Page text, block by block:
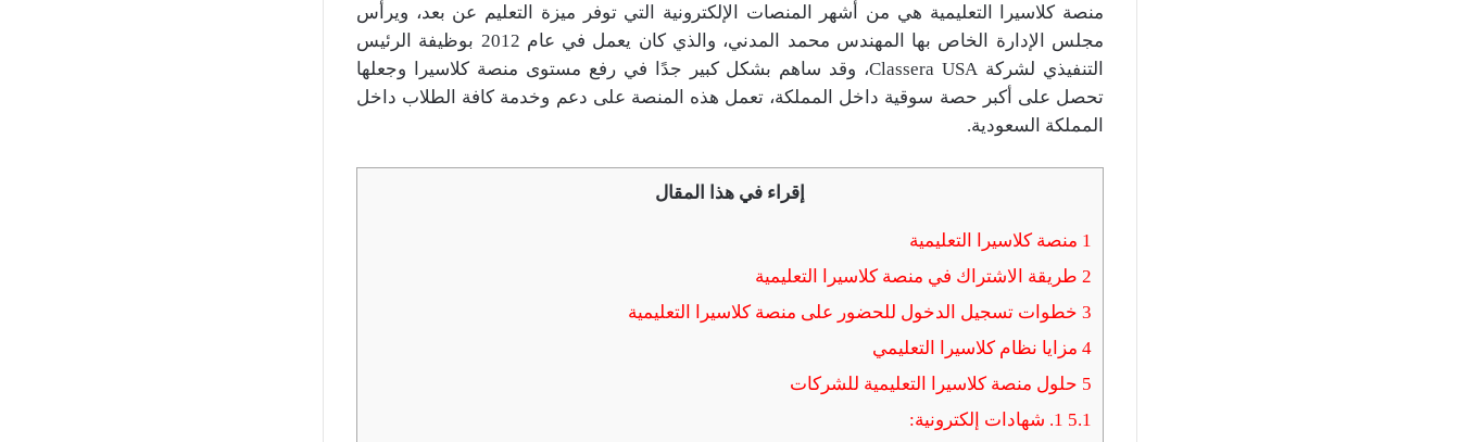
منصة كلاسيرا التعليمية هي من أشهر المنصات الإلكترونية التي توفر ميزة التعليم عن بعد، ويرأس
مجلس الإدارة الخاص بها المهندس محمد المدني، والذي كان يعمل في عام 2012 بوظيفة الرئيس
التنفيذي لشركة Classera USA، وقد ساهم بشكل كبير جدًا في رفع مستوى منصة كلاسيرا وجعلها
تحصل على أكبر حصة سوقية داخل المملكة، تعمل هذه المنصة على دعم وخدمة كافة الطلاب داخل
المملكة السعودية.
إقراء في هذا المقال
1 منصة كلاسيرا التعليمية
2طريقة الاشتراك في منصة كلاسيرا التعليمية
3خطوات تسجيل الدخول للحضور على منصة كلاسيرا التعليمية
4مزايا نظام كلاسيرا التعليمي
5 حلول منصة كلاسيرا التعليمية للشركات
5.1